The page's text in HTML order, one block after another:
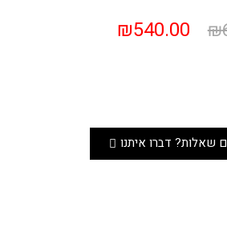
₪
₪540.00
שאלות? דברו איתנו